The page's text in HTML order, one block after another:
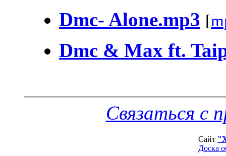
Dmc- Alone.mp3 [
Dmc & Max ft.
Связаться с
Сайт
Доска